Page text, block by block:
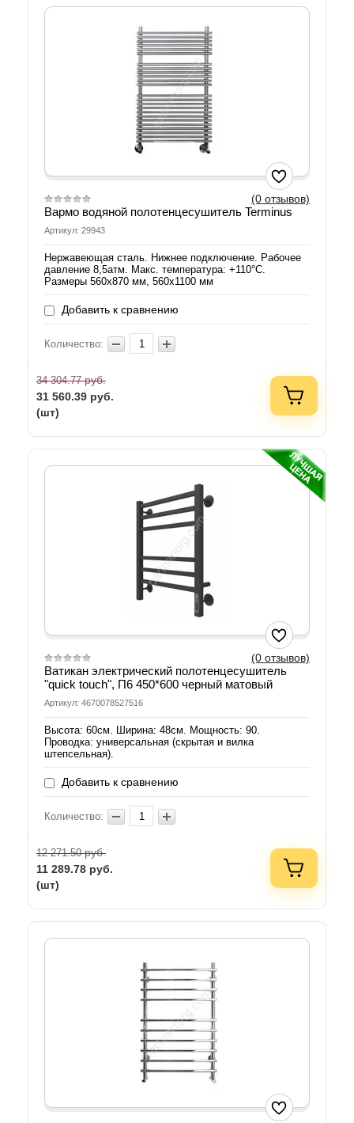
(0 отзывов)
Вармо водяной полотенцесушитель Terminus
Артикул: 29943
Нержавеющая сталь. Нижнее подключение. Рабочее
давление 8,5атм. Макс. температура: +110°C.
Размеры 560х870 мм, 560х1100 мм
Добавить к сравнению
Количество:
34 304.77руб.
31 560.39 руб.
(шт)
(0 отзывов)
Ватикан электрический полотенцесушитель
"quick touch", П6 450*600 черный матовый
Артикул: 4670078527516
Высота: 60см. Ширина: 48см. Мощность: 90.
Проводка: универсальная (скрытая и вилка
штепсельная).
Добавить к сравнению
Количество:
12 271.50руб.
11 289.78 руб.
(шт)